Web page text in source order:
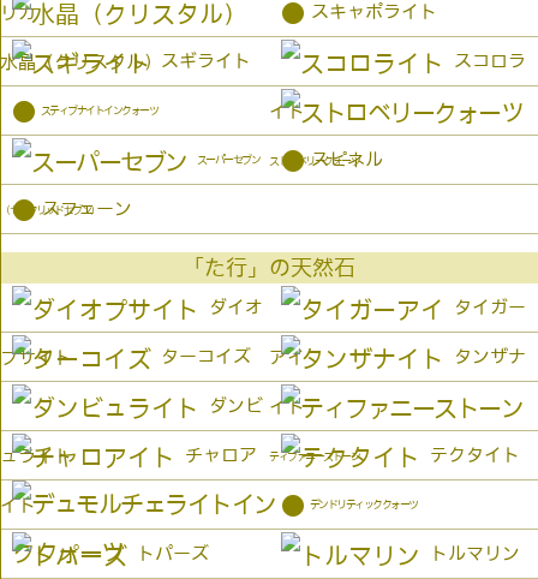
リカ
水晶（クリスタル）
● スキャポライト
スギライト スコロラ
イト
● スティブナイトインクォーツ
ストロベリークォーツ
スーパーセブン
（セイクリッドセブン）
● スピネル
● スフェーン
「た行」の天然石
ダイオ
プサイト
タイガー
アイ
ターコイズ タンザナ
イト
ダンビ
ュライト ティファニーストーン
チャロア
イト
テクタイト
● デンドリティッククォーツ
トパーズ トルマリン